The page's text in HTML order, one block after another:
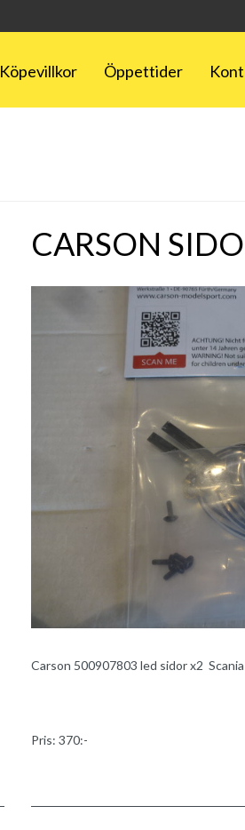
Köpevillkor Öppettider
CARSON
Carson 500907803 led sidor x2
Pris: 370:-